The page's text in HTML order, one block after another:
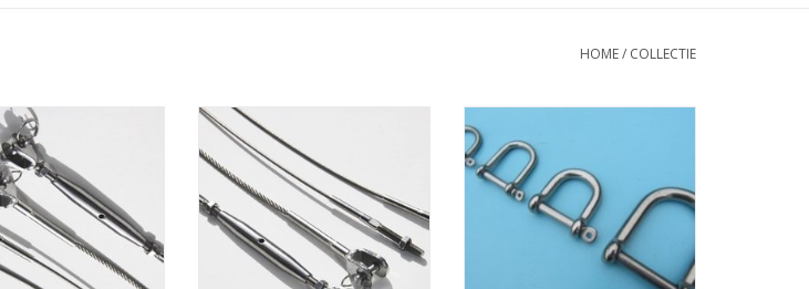
HOME/ COLLECTIE
8mm 7x19 AISI-
aangewalst, met
eindverbindingen
stud/spanner/gaffel,
op maat,zeerailing
AAN WINKELWAGEN
Rvs staalkabel 4mm 7x7 AISI-316,
aangewalst, met verschillende
eindverbindingen
mogelijk:gaffelterminal,oogterminal,draadterminal,
draadterminal/stud/spanner/gaffel
TOEVOEGEN AAN WINKELWAGEN
borstbout AISI-316, diameter 5
mm t/m 10 mm
TOEVOEGEN AAN WINKELWAGEN